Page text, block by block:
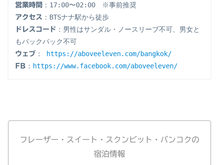
営業時間 ：17:00〜02:00　※事前推奨
アクセス ：BTSナナ駅から徒歩
ドレスコード ：男性はサンダル・ノースリーブ不可、男女と
もバックパック不可
ウェブ ： https://aboveeleven.com/bangkok/
FB ： https://www.facebook.com/aboveeleven/
フレーザー・スイート・スクンビット・バンコクの
宿泊情報